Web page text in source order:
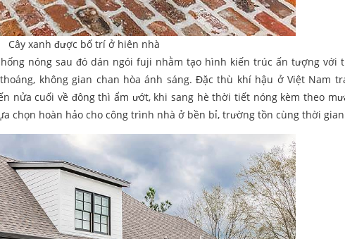
Cây xanh được bố trí ở hiên nhà
nóng sau đó dán ngói fuji nhằm tạo hình kiến trúc ấn tượng với
không gian chan hòa ánh sáng. Đặc thù khí hậu ở Việt Nam
nửa cuối về đông thì ẩm ướt, khi sang hè thời tiết nóng kèm theo
chọn hoàn hảo cho công trình nhà ở bền bỉ, trường tồn cùng thời